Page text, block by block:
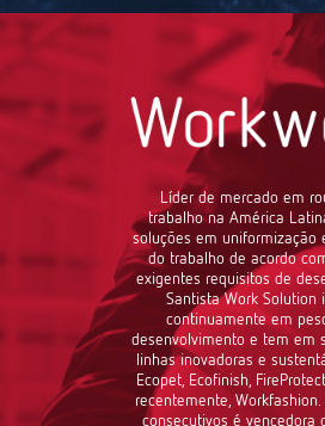
Líder de mercado em
trabalho na América
soluções em uniformização
do trabalho de acordo
exigentes requisitos de
Santista Work Solution
continuamente em
desenvolvimento e tem em
linhas inovadoras e
Ecopet, Ecofinish,
recentemente,
consecutivos é vencedora